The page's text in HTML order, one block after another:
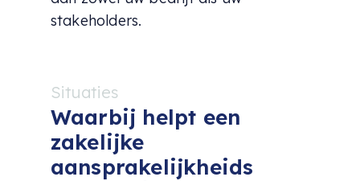
stakeholders.
Situaties
Waarbij helpt een
zakelijke
aansprakelijkheids